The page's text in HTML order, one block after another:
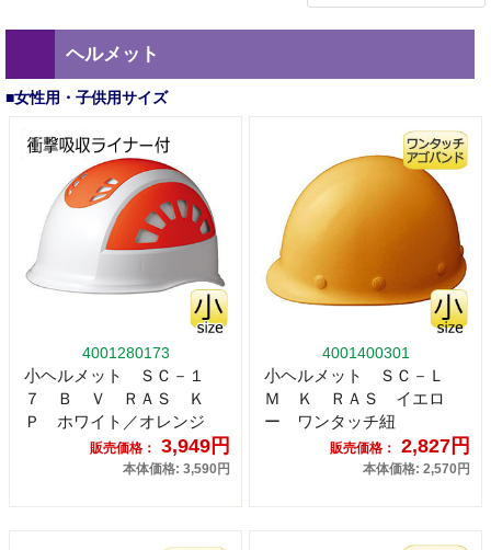
ヘルメット
■女性用・子供用サイズ
4001280173
小ヘルメット ＳＣ－１
７ Ｂ Ｖ ＲＡＳ Ｋ
Ｐ ホワイト／オレンジ
販売価格： 3,949円
本体価格: 3,590円
4001400301
小ヘルメット ＳＣ－Ｌ
Ｍ Ｋ ＲＡＳ イエロ
ー ワンタッチ紐
販売価格： 2,827円
本体価格: 2,570円